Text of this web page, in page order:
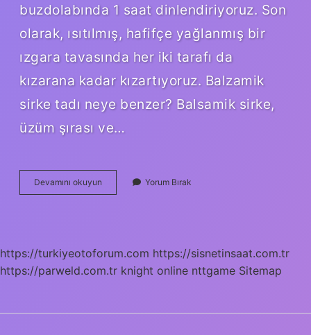
buzdolabında 1 saat dinlendiriyoruz. Son
olarak, ısıtılmış, hafifçe yağlanmış bir
ızgara tavasında her iki tarafı da
kızarana kadar kızartıyoruz. Balzamik
sirke tadı neye benzer? Balsamik sirke,
üzüm şırası ve…
Devamını okuyun Balzamik
Sirke
Yorum Bırak
https://turkiyeotoforum.com https://sisnetinsaat.com.tr
https://parweld.com.tr knight online nttgame Sitemap